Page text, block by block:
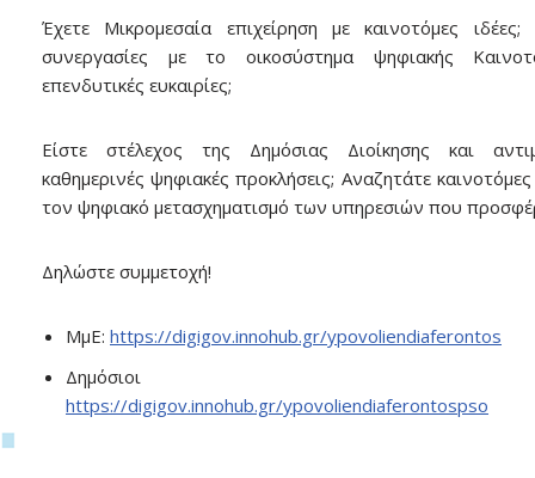
Έχετε Μικρομεσαία επιχείρηση με καινοτόμες ιδέες;
συνεργασίες με το οικοσύστημα ψηφιακής
επενδυτικές ευκαιρίες;
Είστε στέλεχος της Δημόσιας Διοίκησης και
καθημερινές ψηφιακές προκλήσεις; Αναζητάτε καινοτόμες
τον ψηφιακό μετασχηματισμό των υπηρεσιών που
Δηλώστε συμμετοχή!
ΜμΕ: https://digigov.innohub.gr/ypovoliendiaferontos
Δημόσιοι
https://digigov.innohub.gr/ypovoliendiaferontospso